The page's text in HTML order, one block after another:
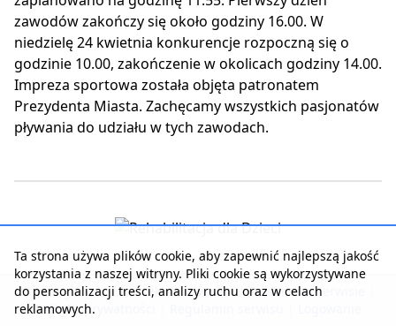
zawodów zakończy się około godziny 16.00. W
niedzielę 24 kwietnia konkurencje rozpoczną się o
godzinie 10.00, zakończenie w okolicach godziny 14.00.
Impreza sportowa została objęta patronatem
Prezydenta Miasta. Zachęcamy wszystkich pasjonatów
pływania do udziału w tych zawodach.
Strona główna | Kontakt z serwisem | Reklama w serwisie
Polityka prywatności
Ta strona używa plików cookie, aby zapewnić najlepszą jakość
korzystania z naszej witryny. Pliki cookie są wykorzystywane
do personalizacji treści, analizy ruchu oraz w celach
reklamowych.